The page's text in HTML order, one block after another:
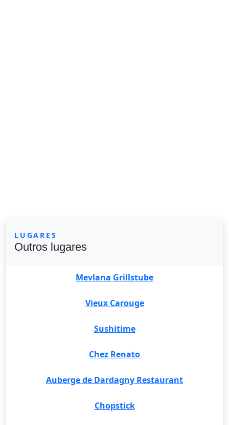
LUGARES
Outros lugares
Mevlana Grillstube
Vieux Carouge
Sushitime
Chez Renato
Auberge de Dardagny Restaurant
Chopstick